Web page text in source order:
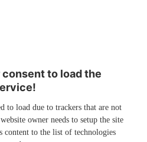
to load the
to load due to trackers that are not
owner needs to setup the site
content to the list of technologies